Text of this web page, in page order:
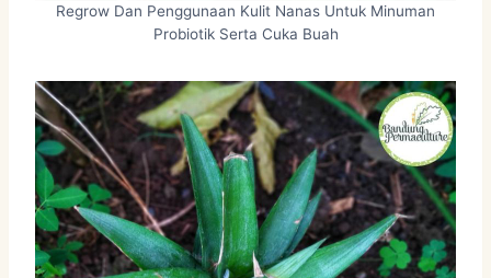
Regrow Dan Penggunaan Kulit Nanas Untuk Minuman
Probiotik Serta Cuka Buah